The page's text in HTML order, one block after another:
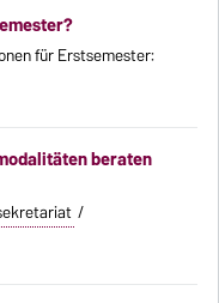
für Erstsemester:
beraten
/